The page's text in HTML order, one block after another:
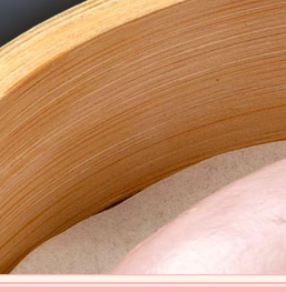
ゴマドレッシング、台湾生姜を使い、もちも
７分茹でて下さい。
分蒸して下さい。